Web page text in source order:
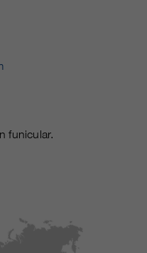
funicular.